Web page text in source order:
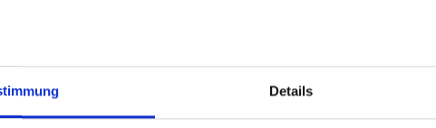
Details
und
sicher und
Vorsorge
Warum
Prothese – ermöglicht ein natürliches Kaugefühl
und ein ästhetisches Lächeln. Unsere Teams
beim Zahnarzt in Chur und beim Zahnarzt in